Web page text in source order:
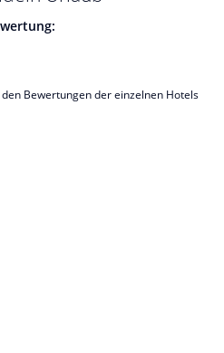
Bewertungen der einzelnen Hotels